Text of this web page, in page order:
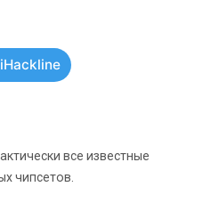
все известные
чипсетов.